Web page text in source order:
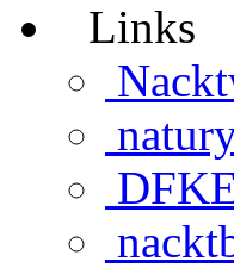
Links
DFK